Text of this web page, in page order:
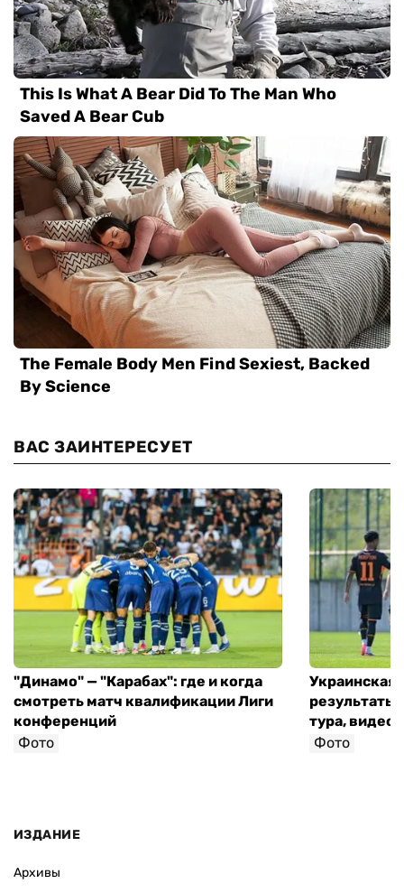
ВАС ЗАИНТЕРЕСУЕТ
"Динамо" — "Карабах": где и когда
смотреть матч квалификации Лиги
конференций
Фото
Украинская
результаты
тура, видео
Фото
ИЗДАНИЕ
Архивы